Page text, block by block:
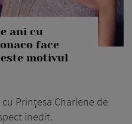
ani cu
face
motivul
Prințesa Charlene de
inedit.